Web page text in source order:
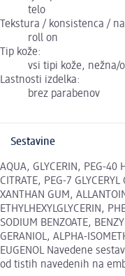
telo
Tekstura / konsistenca /
roll on
Tip kože:
vsi tipi kože, nežna/
Lastnosti izdelka:
brez parabenov
Sestavine
AQUA, GLYCERIN, PEG-40
CITRATE, PEG-7
XANTHAN GUM,
ETHYLHEXYLGLYCERIN,
SODIUM BENZOATE,
GERANIOL, ALPHA-
EUGENOL Navedene
od tistih navedenih na